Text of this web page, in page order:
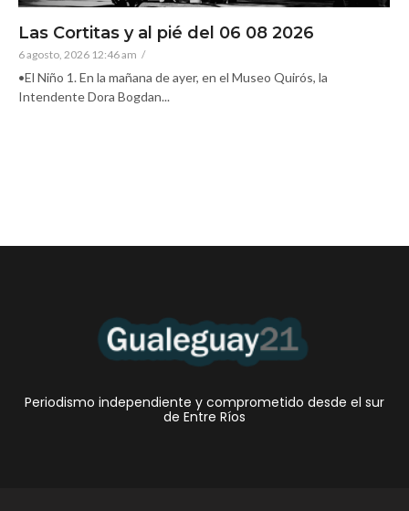
Las Cortitas y al pié del 06 08 2026
6 agosto, 2026 12:46 am /
•El Niño 1. En la mañana de ayer, en el Museo Quirós, la
Intendente Dora Bogdan...
Periodismo independiente y comprometido desde el sur
de Entre Ríos